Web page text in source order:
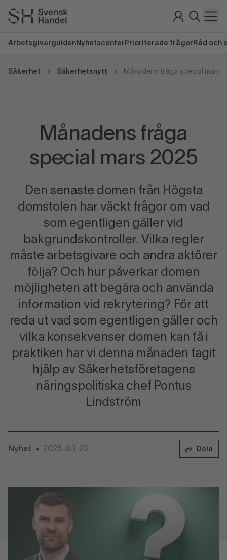
Arbetsgivarguiden Nyhetscenter Prioriterade frågor Råd och
Säkerhet Säkerhetsnytt Månadens fråga special mars
Månadens fråga
special mars 2025
Den senaste domen från Högsta
domstolen har väckt frågor om vad
som egentligen gäller vid
bakgrundskontroller. Vilka regler
måste arbetsgivare och andra aktörer
följa? Och hur påverkar domen
möjligheten att begära och använda
information vid rekrytering? För att
reda ut vad som egentligen gäller och
vilka konsekvenser domen kan få i
praktiken har vi denna månaden tagit
hjälp av Säkerhetsföretagens
näringspolitiska chef Pontus
Lindström
Nyhet • 2025-03-22 Dela